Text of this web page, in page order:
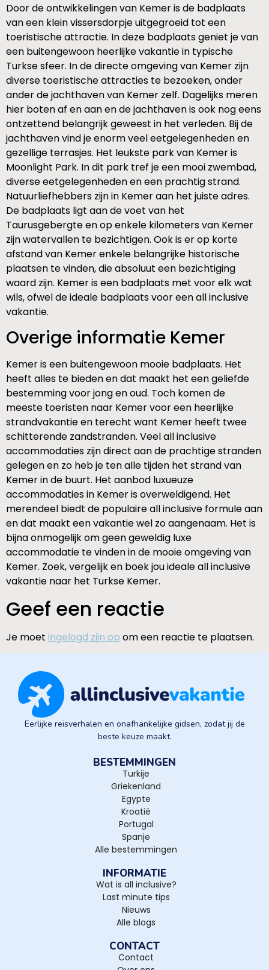
Door de ontwikkelingen van Kemer is de badplaats
van een klein vissersdorpje uitgegroeid tot een
toeristische attractie. In deze badplaats geniet je van
een buitengewoon heerlijke vakantie in typische
Turkse sfeer. In de directe omgeving van Kemer zijn
diverse toeristische attracties te bezoeken, onder
ander de jachthaven van Kemer zelf. Dagelijks meren
hier boten af en aan en de jachthaven is ook nog eens
ontzettend belangrijk geweest in het verleden. Bij de
jachthaven vind je enorm veel eetgelegenheden en
gezellige terrasjes. Het leukste park van Kemer is
Moonlight Park. In dit park tref je een mooi zwembad,
diverse eetgelegenheden en een prachtig strand.
Natuurliefhebbers zijn in Kemer aan het juiste adres.
De badplaats ligt aan de voet van het
Taurusgebergte en op enkele kilometers van Kemer
zijn watervallen te bezichtigen. Ook is er op korte
afstand van Kemer enkele belangrijke historische
plaatsen te vinden, die absoluut een bezichtiging
waard zijn. Kemer is een badplaats met voor elk wat
wils, ofwel de ideale badplaats voor een all inclusive
vakantie.
Overige informatie Kemer
Kemer is een buitengewoon mooie badplaats. Het
heeft alles te bieden en dat maakt het een geliefde
bestemming voor jong en oud. Toch komen de
meeste toeristen naar Kemer voor een heerlijke
strandvakantie en terecht want Kemer heeft twee
schitterende zandstranden. Veel all inclusive
accommodaties zijn direct aan de prachtige stranden
gelegen en zo heb je ten alle tijden het strand van
Kemer in de buurt. Het aanbod luxueuze
accommodaties in Kemer is overweldigend. Het
merendeel biedt de populaire all inclusive formule aan
en dat maakt een vakantie wel zo aangenaam. Het is
bijna onmogelijk om geen geweldig luxe
accommodatie te vinden in de mooie omgeving van
Kemer. Zoek, vergelijk en boek jou ideale all inclusive
vakantie naar het Turkse Kemer.
Geef een reactie
Je moet ingelogd zijn op om een reactie te plaatsen.
Eerlijke reisverhalen en onafhankelijke gidsen, zodat jij de
beste keuze maakt.
BESTEMMINGEN
Turkije
Griekenland
Egypte
Kroatië
Portugal
Spanje
Alle bestemmingen
INFORMATIE
Wat is all inclusive?
Last minute tips
Nieuws
Alle blogs
CONTACT
Contact